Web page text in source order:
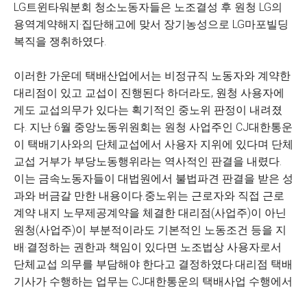
LG트윈타워분회 청소노동자들은 노조결성 후 원청 LG의
용역계약해지·집단해고에 맞서 장기농성으로 LG마포빌딩
복직을 쟁취하였다.
이러한 가운데 택배산업에서는 비정규직 노동자와 계약한
대리점이 있고 교섭이 진행된다 하더라도, 원청 사용자에
게도 교섭의무가 있다는 획기적인 중노위 판정이 내려졌
다. 지난 6월 중앙노동위원회는 원청 사업주인 CJ대한통운
이 택배기사와의 단체교섭에서 사용자 지위에 있다며 단체
교섭 거부가 부당노동행위라는 역사적인 판결을 내렸다.
이는 금속노동자들이 대법원에서 불법파견 판결을 받은 성
과와 버금갈 만한 내용이다.중노위는 근로자와 직접 근로
계약 내지 노무제공계약을 체결한 대리점(사업주)이 아닌
원청(사업주)이 부분적이라도 기본적인 노동조건 등을 지
배·결정하는 권한과 책임이 있다면 노조법상 사용자로서
단체교섭 의무를 부담해야 한다고 결정하였다.대리점 택배
기사가 수행하는 업무는 CJ대한통운의 택배사업 수행에서